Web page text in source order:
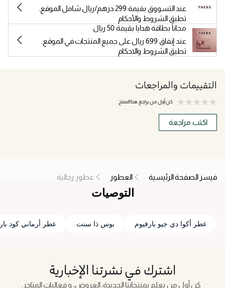
عند التسووق بقيمة 299 درهم/ريال شامل الموقع.
تطبق الشروط والأحكام
مجاناً بطاقة هدايا بقيمة 50 ريال
عند إنفاق 699 ريال على جميع المنتجات في الموقع.
تطبق الشروط والاحكام
التقييمات والمراجعات
كن أول من يراجع هذا المنتج
اكتب مراجعة
فيسز الصفحة الرئيسية العطور عطور رجالية
التوصيات
عطر أكوا دي جيو بارفيوم بوس ذا سنت عطر أرماني كود
اشترك في نشرتنا الإخبارية
كن أول من يعلم بمنتجاتنا الجديدة، العروض، و فعاليات المتاجر.